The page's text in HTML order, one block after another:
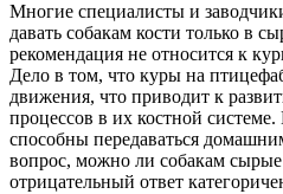
Многие специалисты и
давать собакам кости только в
рекомендация не относится к
Дело в том, что куры на
движения, что приводит к
процессов в их костной
способны передаваться
вопрос, можно ли собакам
отрицательный ответ